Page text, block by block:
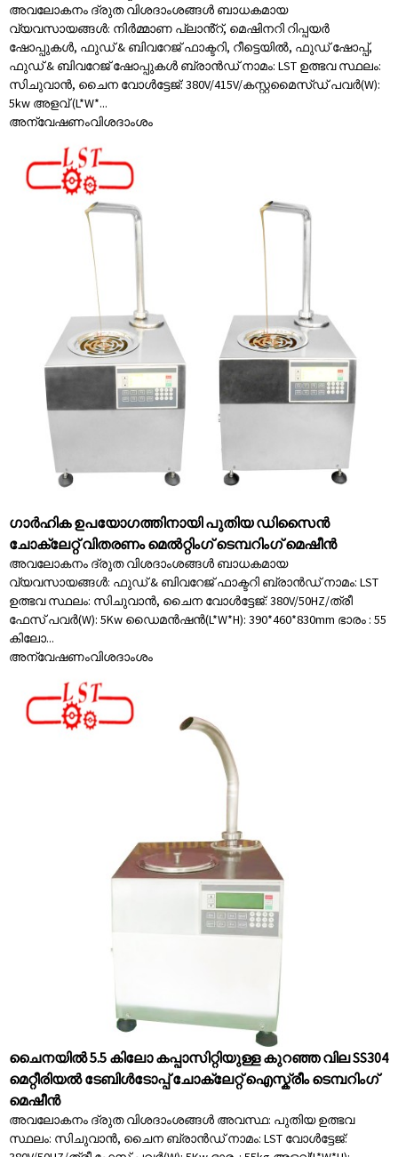
അവലോകനം ദ്രുത വിശദാംശങ്ങൾ ബാധകമായ
വ്യവസായങ്ങൾ: നിർമ്മാണ പ്ലാൻ്റ്, മെഷിനറി റിപ്പയർ
ഷോപ്പുകൾ, ഫുഡ് & ബിവറേജ് ഫാക്ടറി, റീട്ടെയിൽ, ഫുഡ് ഷോപ്പ്,
ഫുഡ് & ബിവറേജ് ഷോപ്പുകൾ ബ്രാൻഡ് നാമം: LST ഉത്ഭവ സ്ഥലം:
സിചുവാൻ, ചൈന വോൾട്ടേജ്: 380V/415V/കസ്റ്റമൈസ്ഡ് പവർ(W):
5kw അളവ് (L*W*...
അന്വേഷണംവിശദാംശം
ഗാർഹിക ഉപയോഗത്തിനായി പുതിയ ഡിസൈൻ
ചോക്ലേറ്റ് വിതരണം മെൽറ്റിംഗ് ടെമ്പറിംഗ് മെഷീൻ
അവലോകനം ദ്രുത വിശദാംശങ്ങൾ ബാധകമായ
വ്യവസായങ്ങൾ: ഫുഡ് & ബിവറേജ് ഫാക്ടറി ബ്രാൻഡ് നാമം: LST
ഉത്ഭവ സ്ഥലം: സിചുവാൻ, ചൈന വോൾട്ടേജ്: 380V/50HZ/ത്രീ
ഫേസ് പവർ(W): 5Kw ഡൈമൻഷൻ(L*W*H): 390*460*830mm ഭാരം : 55
കിലോ...
അന്വേഷണംവിശദാംശം
ചൈനയിൽ 5.5 കിലോ കപ്പാസിറ്റിയുള്ള കുറഞ്ഞ വില SS304
മെറ്റീരിയൽ ടേബിൾടോപ്പ് ചോക്ലേറ്റ് ഐസ്ക്രീം ടെമ്പറിംഗ്
മെഷീൻ
അവലോകനം ദ്രുത വിശദാംശങ്ങൾ അവസ്ഥ: പുതിയ ഉത്ഭവ
സ്ഥലം: സിചുവാൻ, ചൈന ബ്രാൻഡ് നാമം: LST വോൾട്ടേജ്: